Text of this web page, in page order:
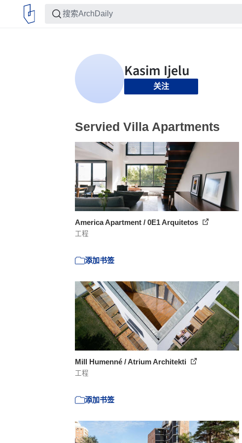
关注
Servied Villa Apartments
America Apartment / 0E1 Arquitetos
工程
添加书签
Mill Humenné / Atrium Architekti
工程
添加书签